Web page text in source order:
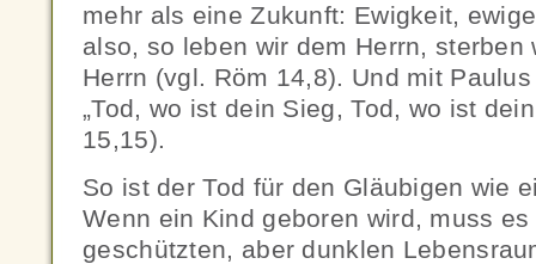
mehr als eine Zukunft: Ewigkeit,
also, so leben wir dem Herrn, sterben
Herrn (vgl. Röm 14,8). Und mit
„Tod, wo ist dein Sieg, Tod, wo ist
15,15).
So ist der Tod für den Gläubigen wie
Wenn ein Kind geboren wird, muss
geschützten, aber dunklen